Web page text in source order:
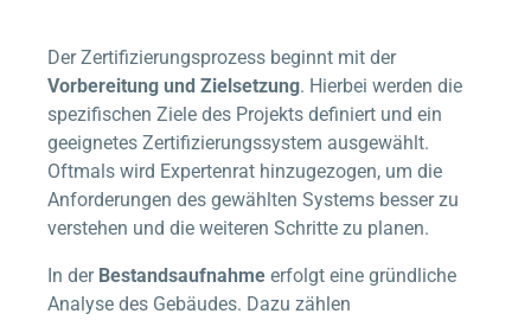
Der Zertifizierungsprozess beginnt mit der
Vorbereitung und Zielsetzung. Hierbei werden die
spezifischen Ziele des Projekts definiert und ein
geeignetes Zertifizierungssystem ausgewählt.
Oftmals wird Expertenrat hinzugezogen, um die
Anforderungen des gewählten Systems besser zu
verstehen und die weiteren Schritte zu planen.
In der Bestandsaufnahme erfolgt eine gründliche
Analyse des Gebäudes. Dazu zählen